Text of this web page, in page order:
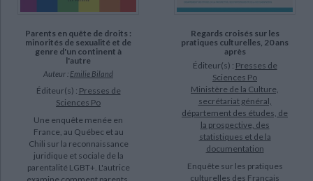
Parents en quête de droits :
minorités de sexualité et de
genre d'un continent à
l'autre
Auteur : Emilie Biland
Éditeur(s) : Presses de
Sciences Po
Une enquête menée en
France, au Québec et au
Chili sur la reconnaissance
juridique et sociale de la
parentalité LGBT+. L'autrice
Regards croisés sur les
pratiques culturelles, 20 ans
après
Éditeur(s) : Presses de
Sciences Po
Ministère de la Culture,
secrétariat général,
département des études, de
la prospective, des
statistiques et de la
documentation
Enquête sur les pratiques
culturelles des Français